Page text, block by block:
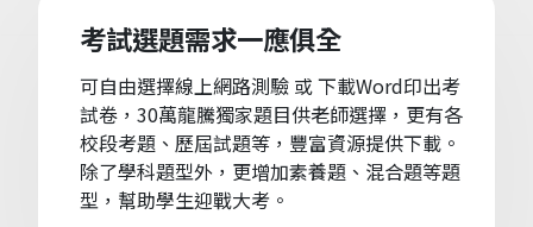
考試選題需求一應俱全
可自由選擇線上網路測驗 或 下載Word印出考
試卷，30萬龍騰獨家題目供老師選擇，更有各
校段考題、歷屆試題等，豐富資源提供下載。
除了學科題型外，更增加素養題、混合題等題
型，幫助學生迎戰大考。